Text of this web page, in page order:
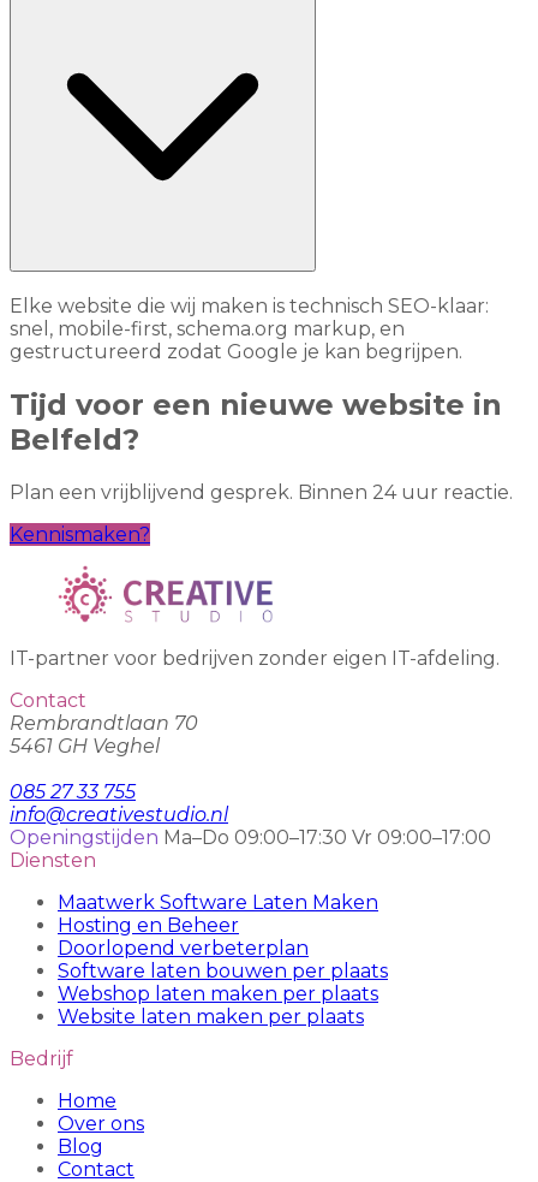
Elke website die wij maken is technisch SEO-klaar:
snel, mobile-first, schema.org markup, en
gestructureerd zodat Google je kan begrijpen.
Tijd voor een nieuwe website in
Belfeld?
Plan een vrijblijvend gesprek. Binnen 24 uur reactie.
Kennismaken?
IT-partner voor bedrijven zonder eigen IT-afdeling.
Contact
Rembrandtlaan 70
5461 GH Veghel
085 27 33 755
info@creativestudio.nl
Openingstijden Ma–Do 09:00–17:30 Vr 09:00–17:00
Diensten
Maatwerk Software Laten Maken
Hosting en Beheer
Doorlopend verbeterplan
Software laten bouwen per plaats
Webshop laten maken per plaats
Website laten maken per plaats
Bedrijf
Home
Over ons
Blog
Contact